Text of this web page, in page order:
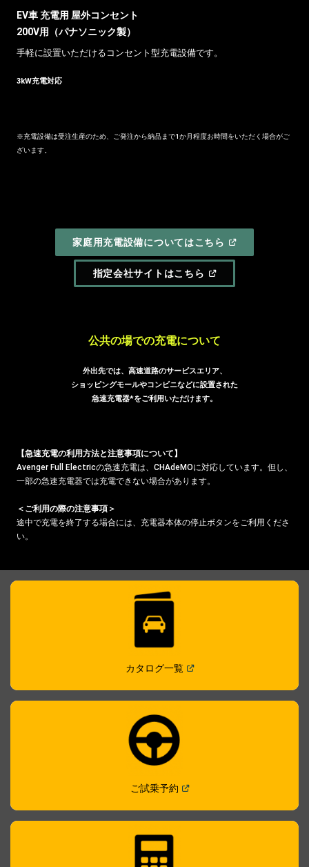
EV⾞ 充電⽤ 屋外コンセント
200V⽤（パナソニック製）
⼿軽に設置いただけるコンセント型充電設備です。
3kW充電対応
※充電設備は受注⽣産のため、ご発注から納品まで1か⽉程度お時間をいただく場合がご
ざいます。
家庭用充電設備についてはこちら OPEN
A
指定会社サイトはこちら OPEN
公共の場での充電について
外出先では、高速道路のサービスエリア、
ショッピングモールやコンビニなどに設置された
急速充電器*をご利用いただけます。
【急速充電の利用方法と注意事項について】
Avenger Full Electricの急速充電は、CHAdeMOに対応しています。但し、
一部の急速充電器では充電できない場合があります。
＜ご利用の際の注意事項＞
途中で充電を終了する場合には、充電器本体の停止ボタンをご利用くださ
い。
カタログ一覧( Open in a new window
ご試乗予約( Open in a new window